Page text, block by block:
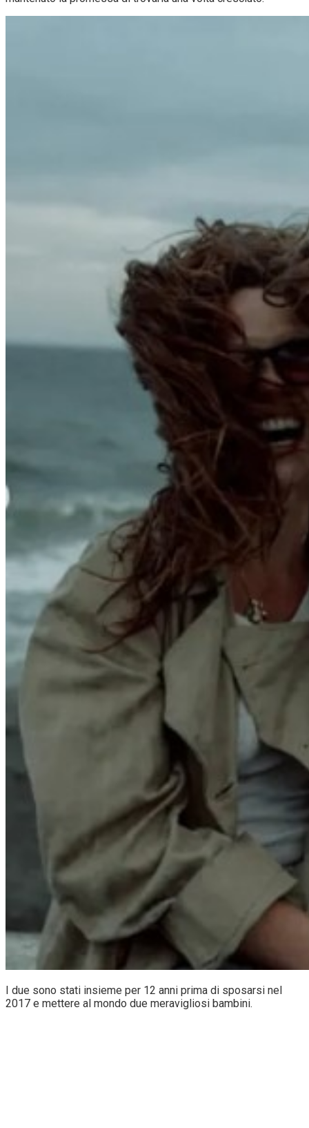
I due sono stati insieme per 12 anni prima di sposarsi nel
2017 e mettere al mondo due meravigliosi bambini.